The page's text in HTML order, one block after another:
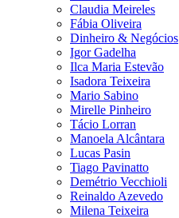
Claudia Meireles
Fábia Oliveira
Dinheiro & Negócios
Igor Gadelha
Ilca Maria Estevão
Isadora Teixeira
Mario Sabino
Mirelle Pinheiro
Tácio Lorran
Manoela Alcântara
Lucas Pasin
Tiago Pavinatto
Demétrio Vecchioli
Reinaldo Azevedo
Milena Teixeira